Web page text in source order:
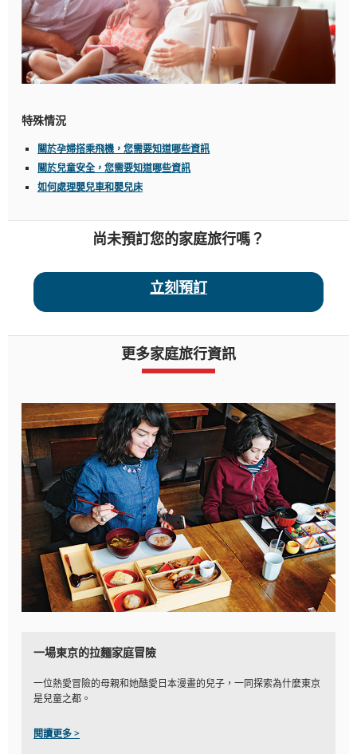
特殊情況
關於孕婦搭乘飛機，您需要知道哪些資訊
關於兒童安全，您需要知道哪些資訊
如何處理嬰兒車和嬰兒床
尚未預訂您的家庭旅行嗎？
立刻預訂
更多家庭旅行資訊
一場東京的拉麵家庭冒險
一位熱愛冒險的母親和她酷愛日本漫畫的兒子，一同探索為什麼東京
是兒童之都。
閱讀更多 >